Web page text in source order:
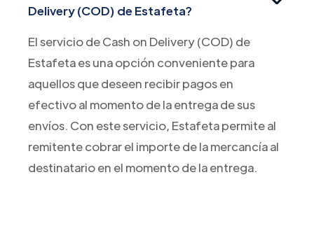
Delivery (COD) de Estafeta?
El servicio de Cash on Delivery (COD) de
Estafeta es una opción conveniente para
aquellos que deseen recibir pagos en
efectivo al momento de la entrega de sus
envíos. Con este servicio, Estafeta permite al
remitente cobrar el importe de la mercancía al
destinatario en el momento de la entrega.